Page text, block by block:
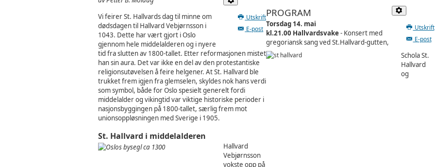
Utskrift
E-post
Vi feirer St. Hallvards dag til minne om
dødsdagen til Hallvard Vebjørnsson i
1043. Dette har vært gjort i Oslo
gjennom hele middelalderen og i nyere
tid fra slutten av 1800-tallet. Etter reformasjonen mistet
han sin aura. Det var ikke en del av den protestantiske
religionsutøvelsen å feire helgener. At St. Hallvard ble
trukket frem igjen fra glemselen, skyldes nok hans verdi
som symbol, både for Oslo spesielt generelt fordi
middelalder og vikingtid var viktige historiske perioder i
nasjonsbyggingen på 1800-tallet, særlig frem mot
unionsoppløsningen med Sverige i 1905.
St. Hallvard i middelalderen
Hallvard
Vebjørnsson
vokste opp på
Utskrift
E-post
PROGRAM
Torsdag 14. mai
kl.21.00 Hallvardsvake- Konsert med
gregoriansk sang ved St.Hallvard-gutten,
Schola St.
Hallvard
og